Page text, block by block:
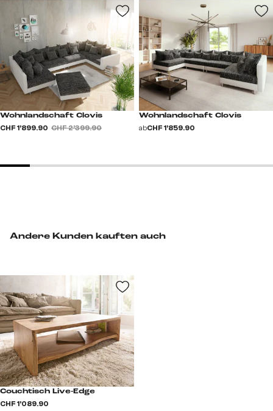
Andere Kunden kauften auch
Couchtisch Live-Edge
CHF 1’089.90
Wohnlandschaft Clovis
CHF 1’899.90 CHF 2’399.90
Wohnlandschaft Clovis
abCHF 1’859.90